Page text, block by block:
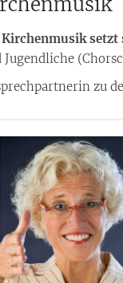
Kirchenmusik setzt
Jugendliche
zu